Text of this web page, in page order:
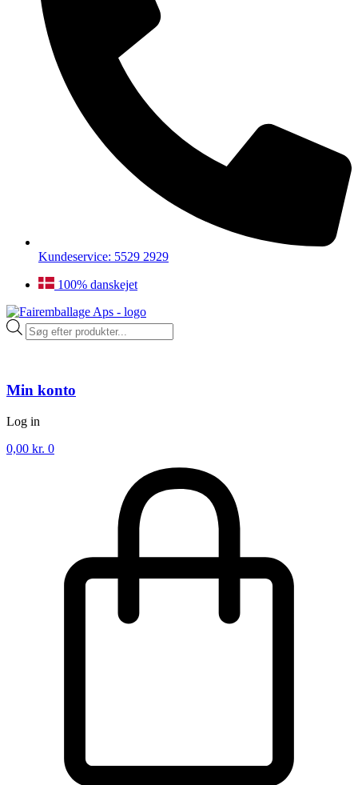
Kundeservice: 5529 2929
100% danskejet
Products
search
Min konto
Log in
0,00 kr. 0